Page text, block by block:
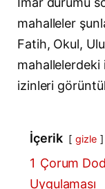
mahalleler
Fatih, Okul,
izinleri
İçerik gizle
1 Çorum
Uygulaması